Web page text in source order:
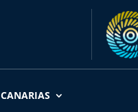
CANARIAS